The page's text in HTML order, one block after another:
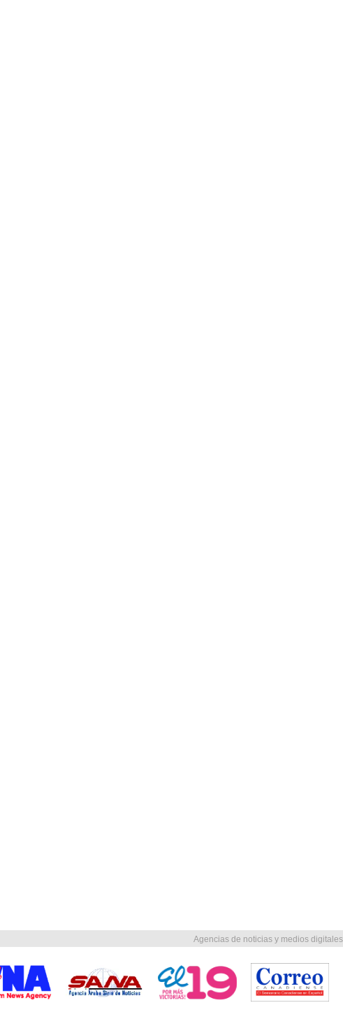
Agencias de noticias y medios digitales